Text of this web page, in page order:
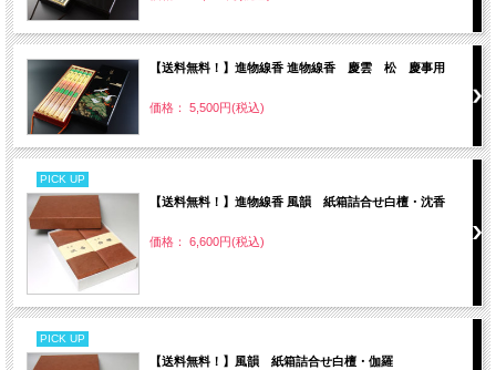
【送料無料！】進物線香 進物線香 慶雲 松 慶事用
価格： 5,500円(税込)
PICK UP
【送料無料！】進物線香 風韻 紙箱詰合せ白檀・沈香
価格： 6,600円(税込)
PICK UP
【送料無料！】風韻 紙箱詰合せ白檀・伽羅